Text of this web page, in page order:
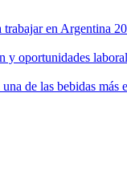
trabajar en Argentina
oportunidades
de las bebidas más